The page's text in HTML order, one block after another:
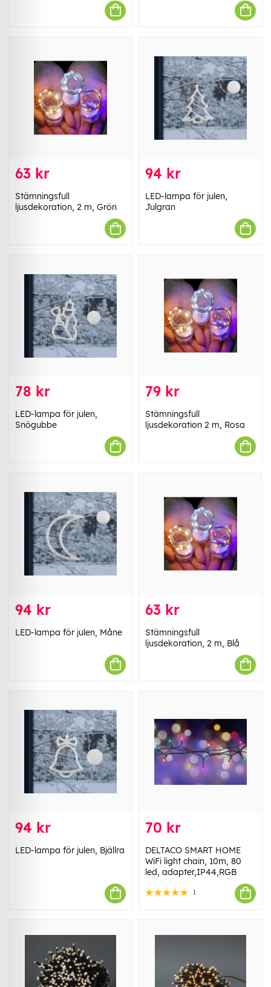
63 kr
Stämningsfull
ljusdekoration, 2 m, Grön
94 kr
LED-lampa för julen,
Julgran
78 kr
LED-lampa för julen,
Snögubbe
79 kr
Stämningsfull
ljusdekoration 2 m, Rosa
94 kr
LED-lampa för julen, Måne
63 kr
Stämningsfull
ljusdekoration, 2 m, Blå
94 kr
LED-lampa för julen, Bjällra
70 kr
DELTACO SMART HOME
WiFi light chain, 10m, 80
led, adapter,IP44,RGB
1